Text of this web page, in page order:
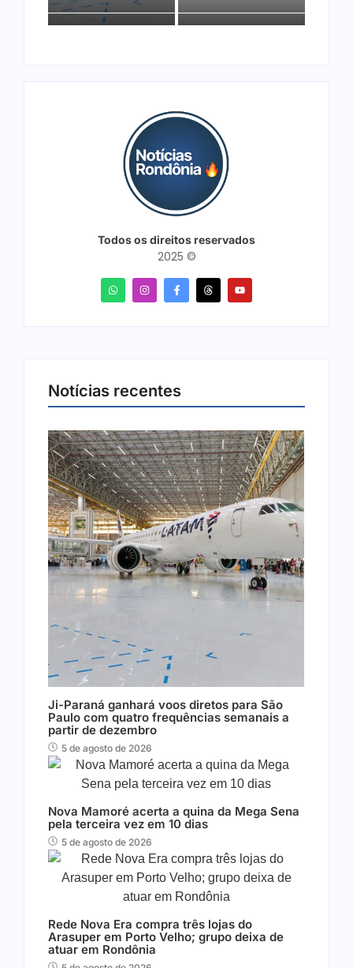
Todos os direitos reservados
2025 ©
Notícias recentes
Ji-Paraná ganhará voos diretos para São
Paulo com quatro frequências semanais a
partir de dezembro
5 de agosto de 2026
Nova Mamoré acerta a quina da Mega Sena
pela terceira vez em 10 dias
5 de agosto de 2026
Rede Nova Era compra três lojas do
Arasuper em Porto Velho; grupo deixa de
atuar em Rondônia